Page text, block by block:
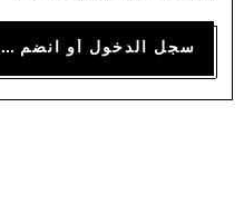
سجل الدخول أو انضم الآن
BD 53.75